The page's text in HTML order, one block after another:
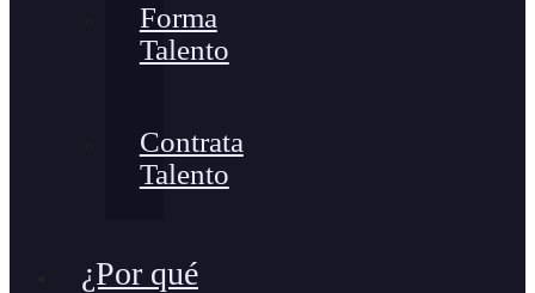
Forma
Talento
Contrata
Talento
¿Por qué